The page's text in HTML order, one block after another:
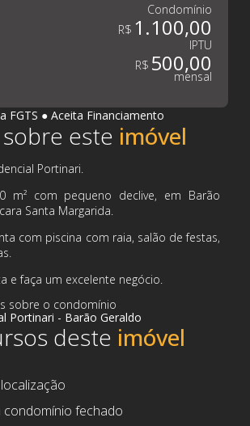
Condomínio
R$ 1.100,00
IPTU
R$ 500,00
mensal
FGTS ● Aceita Financiamento
sobre este
Portinari.
m² com pequeno declive, em Barão
Santa Margarida.
com piscina com raia, salão de festas,
e faça um excelente negócio.
sobre o condomínio
Portinari - Barão Geraldo
deste
condomínio fechado